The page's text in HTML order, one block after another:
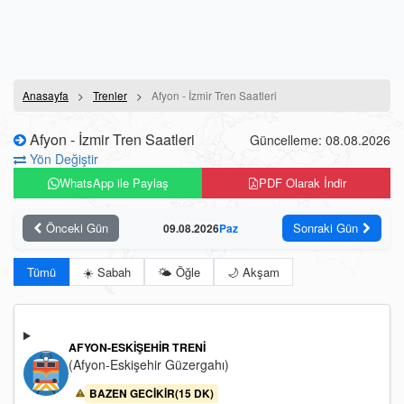
Anasayfa Trenler Afyon - İzmir Tren Saatleri
Afyon - İzmir Tren Saatleri
Yön Değiştir
Güncelleme: 08.08.2026
WhatsApp ile Paylaş PDF Olarak İndir
Önceki Gün 09.08.2026Paz Sonraki Gün
Tümü ☀️ Sabah 🌤️ Öğle 🌙 Akşam
AFYON-ESKIŞEHIR TRENI
(Afyon-Eskişehir Güzergahı)
BAZEN GECIKIR(15 DK)